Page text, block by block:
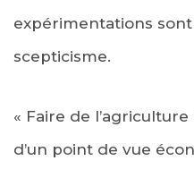
expérimentations
scepticisme.
« Faire de
d’un point de vue